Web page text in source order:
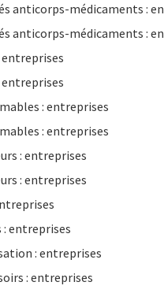
anticorps-médicaments :
anticorps-médicaments :
: entreprises
: entreprises
: entreprises
: entreprises
: entreprises
: entreprises
: entreprises